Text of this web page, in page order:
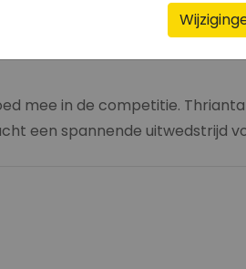
en strafworpen de wedstrijd
mee in de competitie.
een spannende uitwedstrijd